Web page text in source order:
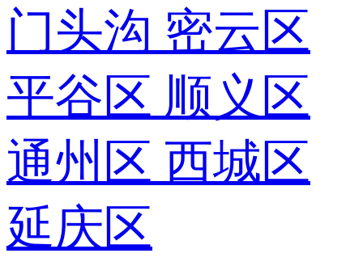
门头沟 密云区
平谷区 顺义区
通州区 西城区
延庆区